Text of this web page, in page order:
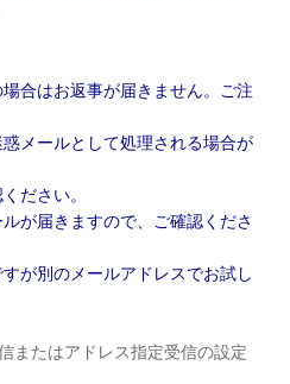
合はお返事が届きません。ご注
メールとして処理される場合が
ださい。
が届きますので、ご確認くださ
が別のメールアドレスでお試し
またはアドレス指定受信の設定